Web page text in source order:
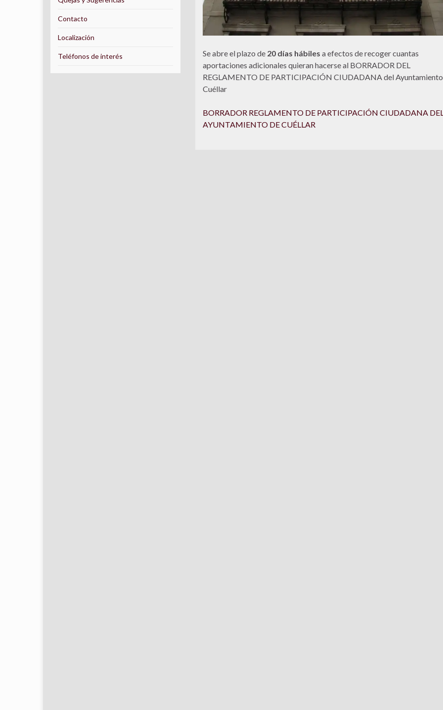
Se abre el plazo de 20 días hábiles a efectos de recoger cuantas
aportaciones adicionales quieran hacerse al BORRADOR DEL
REGLAMENTO DE PARTICIPACIÓN CIUDADANA del
Cuéllar
BORRADOR REGLAMENTO DE PARTICIPACIÓN CIUDADANA
AYUNTAMIENTO DE CUÉLLAR
Contacto
Localización
Teléfonos de interés